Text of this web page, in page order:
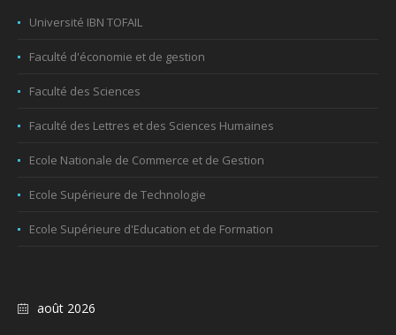
Université IBN TOFAIL
Faculté d'économie et de gestion
Faculté des Sciences
Faculté des Lettres et des Sciences Humaines
Ecole Nationale de Commerce et de Gestion
Ecole Supérieure de Technologie
Ecole Supérieure d'Education et de Formation
août 2026